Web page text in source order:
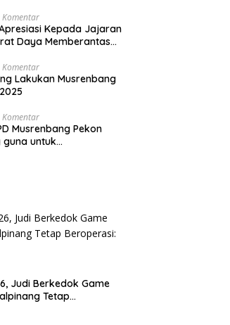
Komentar
Apresiasi Kepada Jajaran
Daya Memberantas
Komentar
Lakukan Musrenbang
Komentar
Musrenbang Pekon
guna untuk
Judi Berkedok Game
Tetap